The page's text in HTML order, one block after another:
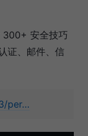
安全技巧
证、邮件、信
per…